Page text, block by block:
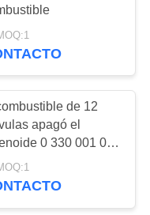
LAde 12
apagó el
0 330 001 042
la válvula
de la